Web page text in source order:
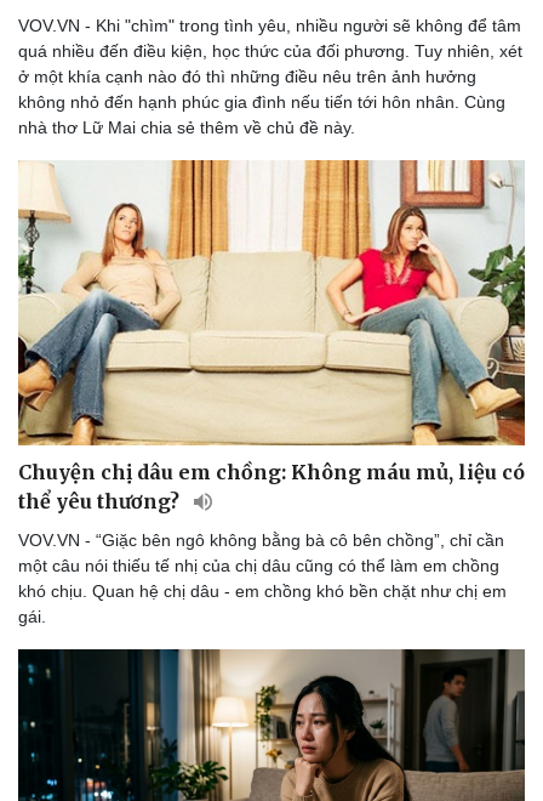
VOV.VN - Khi "chìm" trong tình yêu, nhiều người sẽ không để tâm
quá nhiều đến điều kiện, học thức của đối phương. Tuy nhiên, xét
ở một khía cạnh nào đó thì những điều nêu trên ảnh hưởng
không nhỏ đến hạnh phúc gia đình nếu tiến tới hôn nhân. Cùng
nhà thơ Lữ Mai chia sẻ thêm về chủ đề này.
Chuyện chị dâu em chồng: Không máu mủ, liệu có
thể yêu thương?
VOV.VN - “Giặc bên ngô không bằng bà cô bên chồng”, chỉ cần
một câu nói thiếu tế nhị của chị dâu cũng có thể làm em chồng
khó chịu. Quan hệ chị dâu - em chồng khó bền chặt như chị em
gái.